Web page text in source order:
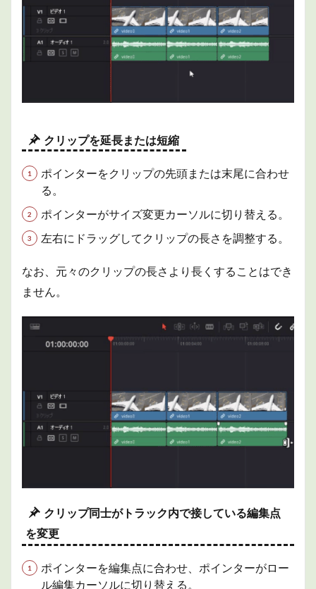
録
2.4
素材
の再
3
クト
3.1
新規
ジェ
の作
3.2
プロ
クト
リセ
存
3.3
デー
タベ
ベース
ベース
の作成
クリップを延長または短縮
ポインターをクリップの先頭または末尾に合わせ
る。
ポインターがサイズ変更カーソルに切り替える。
左右にドラッグしてクリップの長さを調整する。
なお、元々のクリップの長さより長くすることはでき
ません。
クリップ同士がトラック内で接している編集点
を変更
ポインターを編集点に合わせ、ポインターがロー
ル編集カーソルに切り替える。